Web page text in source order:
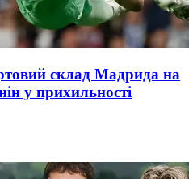
склад Мадрида на
у прихильності